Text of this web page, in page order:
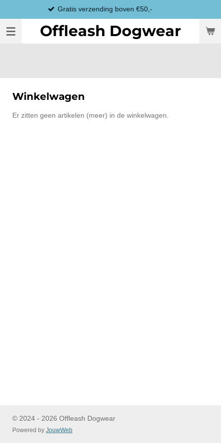
direct
naar
Offleash Dogwear
Gratis verzending boven €50,-
Winkelwagen
Er zitten geen artikelen (meer) in de winkelwagen.
© 2024 - 2026 Offleash Dogwear
Powered by JouwWeb